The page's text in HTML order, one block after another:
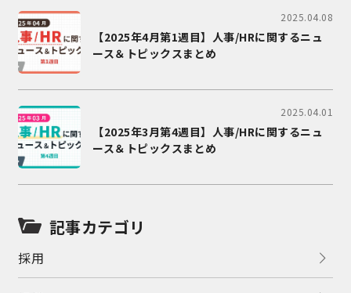
2025.04.08
【2025年4月第1週目】人事/HRに関するニュ
ース＆トピックスまとめ
2025.04.01
【2025年3月第4週目】人事/HRに関するニュ
ース＆トピックスまとめ
記事カテゴリ
採用